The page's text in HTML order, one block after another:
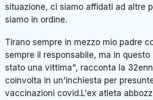
situazione, ci siamo affidati ad altre
siamo in ordine.
Tirano sempre in mezzo mio padre
sempre il responsabile, ma in
stato una vittima", racconta la
coinvolta in un'inchiesta per
vaccinazioni covid.L'ex atleta